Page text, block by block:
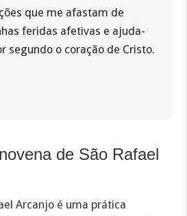
que me afastam de
feridas afetivas e ajuda-
segundo o coração de Cristo.
de São Rafael
Arcanjo é uma prática